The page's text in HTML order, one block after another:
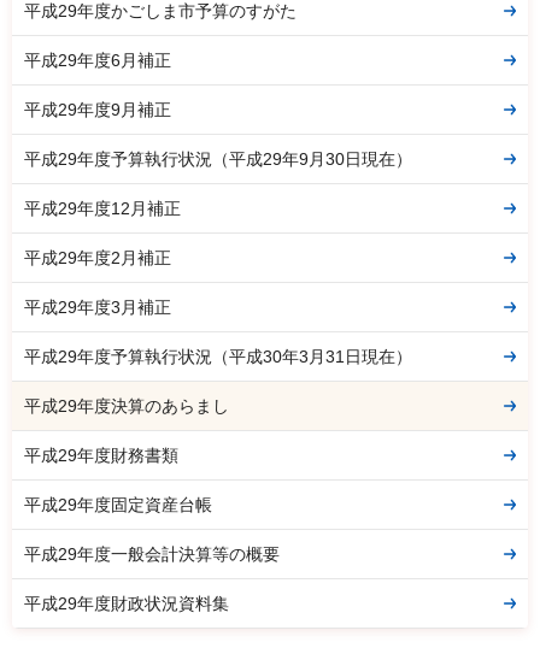
平成29年度かごしま市予算のすがた
平成29年度6月補正
平成29年度9月補正
平成29年度予算執行状況（平成29年9月30日現在）
平成29年度12月補正
平成29年度2月補正
平成29年度3月補正
平成29年度予算執行状況（平成30年3月31日現在）
平成29年度決算のあらまし
平成29年度財務書類
平成29年度固定資産台帳
平成29年度一般会計決算等の概要
平成29年度財政状況資料集